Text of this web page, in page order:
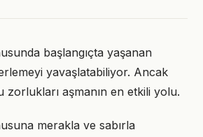
başlangıçta yaşanan
yavaşlatabiliyor. Ancak
zorlukları aşmanın en etkili yolu.
merakla ve sabırla